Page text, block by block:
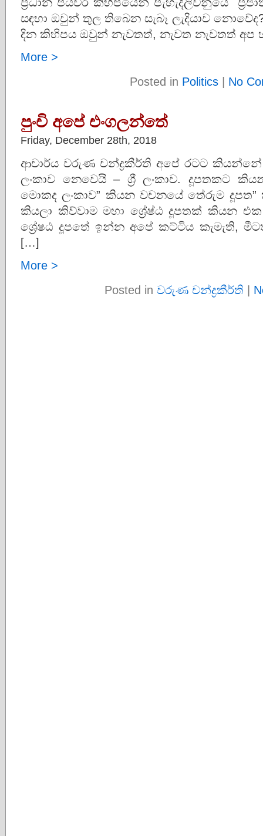
සඳහා ඔවුන් තුල තිබෙන සැබෑ ලැදියාව
දින කිහිපය ඔවුන් නැවතත්, නැවත නැවතත් අප
More >
Posted in Politics | No
පුංචි අපේ එංගලන්තේ
Friday, December 28th, 2018
ආචාර්ය වරුණ චන්ද්‍රකීර්ති අපේ රටට
ලංකාව නෙවෙයි – ශ්‍රී ලංකාව. දූපතකට
මොකද ලංකාව” කියන වචනයේ තේරුම
කියලා කිව්වාම මහා ශ්‍රේෂ්ඨ දූපතක් කියන
ශ්‍රේෂඨ දූපතේ ඉන්න අපේ කට්ටිය කැමැති,
[…]
More >
Posted in වරුණ චන්ද්‍රකීර්ති |